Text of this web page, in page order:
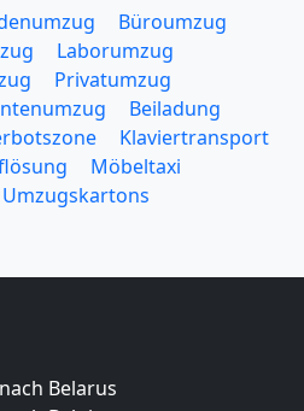
Büroumzug
Laborumzug
Privatumzug
Beiladung
Klaviertransport
Möbeltaxi
Umzugskartons
Belarus